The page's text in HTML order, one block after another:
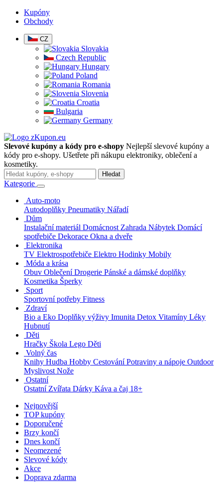
Kupóny
Obchody
CZ
Slovakia
Czech Republic
Hungary
Poland
Romania
Slovenia
Croatia
Bulgaria
Germany
Slevové kupóny a kódy pro e-shopy Nejlepší slevové kupóny a
kódy pro e-shopy. Ušetřete při nákupu elektroniky, oblečení a
kosmetiky.
Hledat
Kategorie
Auto-moto
Autodoplňky Pneumatiky Nářadí
Dům
Instalační materiál Domácnost Zahrada Nábytek Domácí
spotřebiče Dekorace Okna a dveře
Elektronika
TV Elektrospotřebiče Elektro Hodinky Mobily
Móda a krása
Obuv OblečeníDrogerie Pánské a dámské doplňky
Kosmetika Šperky
Sport
Sportovní potřeby Fitness
Zdraví
Bio a Eko Doplňky výživy Imunita Detox Vitamíny Léky
Hubnutí
Děti
Hračky Škola Lego Děti
Volný čas
Knihy Hudba Hobby CestováníPotraviny a nápoje Outdoor
Myslivost Nože
Ostatní
Ostatní Zvířata Dárky Káva a čaj 18+
Nejnovější
TOP kupóny
Doporučené
Brzy končí
Dnes končí
Neomezené
Slevové kódy
Akce
Doprava zdarma